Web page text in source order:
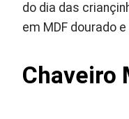
do dia das
em MDF dourado
Chaveiro